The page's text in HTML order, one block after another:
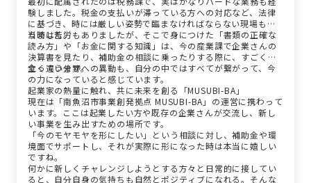
験しました。税金の支払いが滞っている方への対応など、法律
に基づき、時には厳しい姿勢で臨まなければならない現場もあ
りました。
当時は苦労もありましたが、そこで身につけた「書類の正確な
読み方」や「お金に関する知識」は、今の産業課で企業さんの
決算書を見たり、補助金の相談に乗ったりする際に、すごく役
立っています。
全く違う分野への異動も、自分の中ではすべてが繋がって、今
の力になっていると感じています。
起業家の熱量に触れ、共に未来を創る「MUSUBI-BA」
現在は「南魚沼市事業創発拠点 MUSUBI-BA」の運営に携わって
います。ここは起業したい方や既存の企業さんが交流し、新し
い事業を生み出すための場所です。
「今のモヤモヤを形にしたい」という相談に対し、補助金や環
境面でサポートし、それが実際に形になった時は本当に嬉しい
ですね。
何かに新しくチャレンジしようとする方々と日常的に接してい
ると、自分自身の気持ちも自然とポジティブになれる。そんな